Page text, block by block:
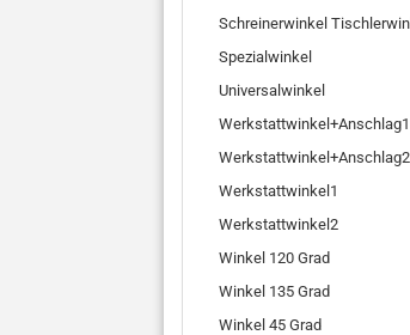
Schreinerwinkel
Spezialwinkel
Universalwinkel
Werkstattwinkel+Anschlag1
Werkstattwinkel+Anschlag2
Werkstattwinkel1
Werkstattwinkel2
Winkel 120 Grad
Winkel 135 Grad
Winkel 45 Grad